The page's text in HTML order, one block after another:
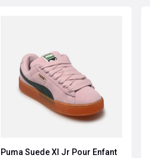
Puma Suede Xl Jr Pour Enfant